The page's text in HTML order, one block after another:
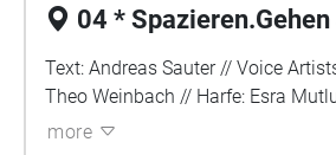
04 *
Text: Andreas Sauter // Voice
Theo Weinbach // Harfe: Esra
more